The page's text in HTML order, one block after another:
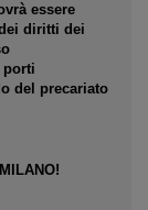
essere
diritti dei
porti
del precariato